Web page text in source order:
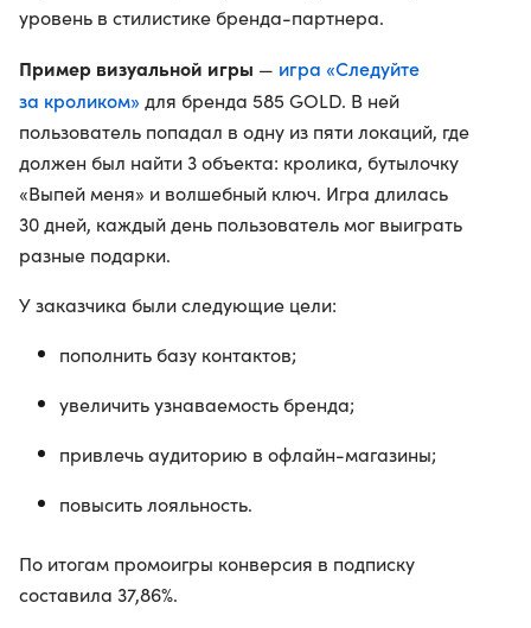
уровень в стилистике бренда-партнера.
Пример визуальной игры — игра «Следуйте
за кроликом» для бренда 585 GOLD. В ней
пользователь попадал в одну из пяти локаций, где
должен был найти 3 объекта: кролика, бутылочку
«Выпей меня» и волшебный ключ. Игра длилась
30 дней, каждый день пользователь мог выиграть
разные подарки.
У заказчика были следующие цели:
пополнить базу контактов;
увеличить узнаваемость бренда;
привлечь аудиторию в офлайн-магазины;
повысить лояльность.
По итогам промоигры конверсия в подписку
составила 37,86%.